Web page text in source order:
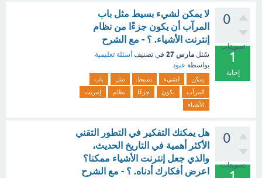
0
تصويتات
1
إجابة
لا يمكن لشيء بسيط مثل باب
المرآب أن يكون جزءًا من نظام
إنترنت الأشياء. ؟ - مع الشرح
سُئل مارس 27 في تصنيف أسئلة تعليمية
بواسطة عبود
يمكن لشيء بسيط مثل
باب
المرآب
يكون جزءًا نظام
إنترنت
الأشياء
0
تصويتات
هل يمكنك التفكير في التطور التقني
الأكثر أهمية في التاريخ الحديث،
والذي جعل إنترنت الأشياء ممكنا؟
اعرض أفكارك أدناه. ؟ - مع الشرح